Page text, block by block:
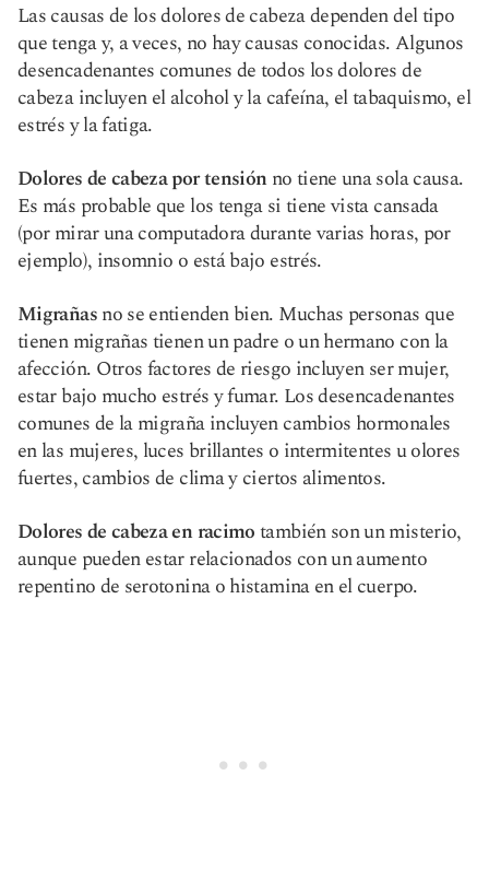
Las causas de los dolores de cabeza dependen del tipo
que tenga y, a veces, no hay causas conocidas. Algunos
desencadenantes comunes de todos los dolores de
cabeza incluyen el alcohol y la cafeína, el tabaquismo, el
estrés y la fatiga.
Dolores de cabeza por tensiónno tiene una sola causa.
Es más probable que los tenga si tiene vista cansada
(por mirar una computadora durante varias horas, por
ejemplo), insomnio o está bajo estrés.
Migrañasno se entienden bien. Muchas personas que
tienen migrañas tienen un padre o un hermano con la
afección. Otros factores de riesgo incluyen ser mujer,
estar bajo mucho estrés y fumar. Los desencadenantes
comunes de la migraña incluyen cambios hormonales
en las mujeres, luces brillantes o intermitentes u olores
fuertes, cambios de clima y ciertos alimentos.
Dolores de cabeza en racimotambién son un misterio,
aunque pueden estar relacionados con un aumento
repentino de serotonina o histamina en el cuerpo.